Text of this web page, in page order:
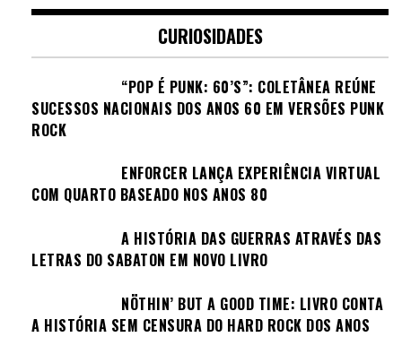
CURIOSIDADES
“POP É PUNK: 60’S”: COLETÂNEA REÚNE
SUCESSOS NACIONAIS DOS ANOS 60 EM VERSÕES PUNK
ROCK
ENFORCER LANÇA EXPERIÊNCIA VIRTUAL
COM QUARTO BASEADO NOS ANOS 80
A HISTÓRIA DAS GUERRAS ATRAVÉS DAS
LETRAS DO SABATON EM NOVO LIVRO
NÖTHIN’ BUT A GOOD TIME: LIVRO CONTA
A HISTÓRIA SEM CENSURA DO HARD ROCK DOS ANOS